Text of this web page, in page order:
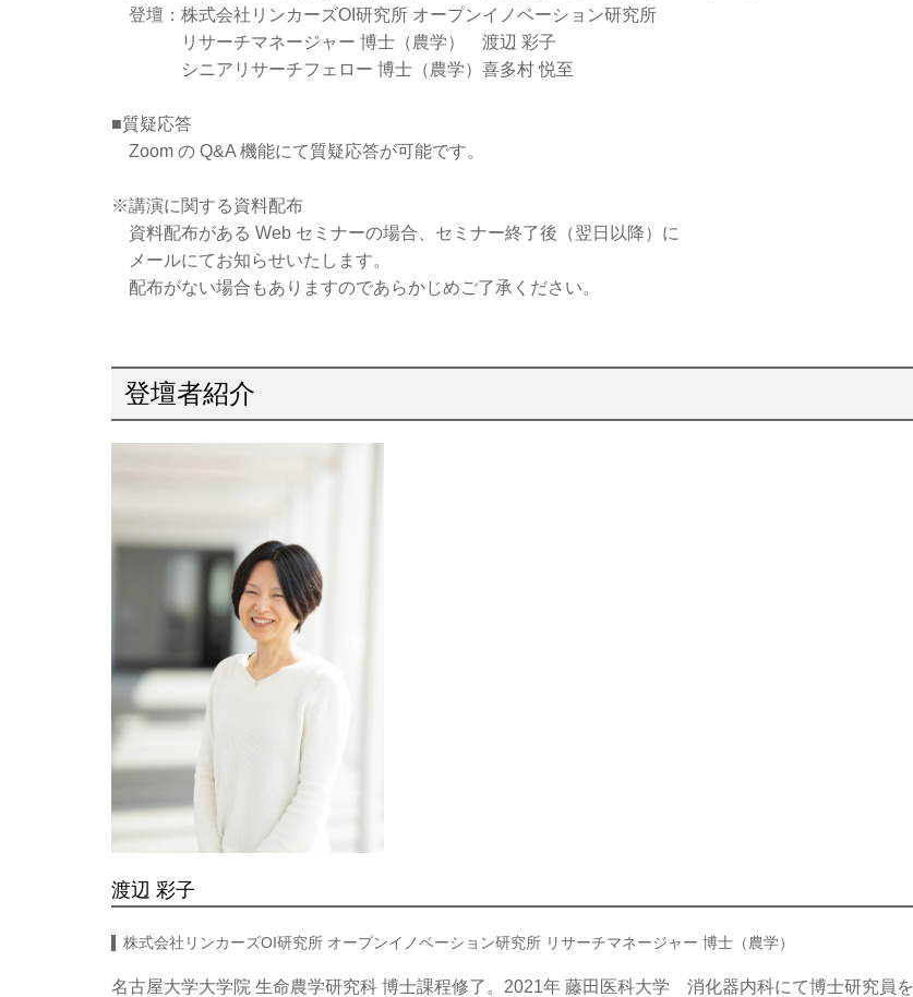
登壇：株式会社リンカーズOI研究所 オープンイノベーション研究所
リサーチマネージャー 博士（農学） 渡辺 彩子
シニアリサーチフェロー 博士（農学）喜多村 悦至
■質疑応答
Zoom の Q&A 機能にて質疑応答が可能です。
※講演に関する資料配布
資料配布がある Web セミナーの場合、セミナー終了後（翌日以降）に
メールにてお知らせいたします。
配布がない場合もありますのであらかじめご了承ください。
登壇者紹介
渡辺 彩子
株式会社リンカーズOI研究所 オープンイノベーション研究所 リサーチマネージャー 博士（農学）
名古屋大学大学院 生命農学研究科 博士課程修了。2021年 藤田医科大学 消化器内科にて博士研究員を